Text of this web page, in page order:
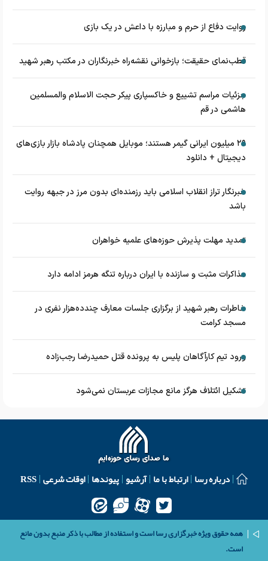
روایت دفاع از حرم و مبارزه با داعش در یک بازی
قطب‌نمای حقیقت؛ بازخوانی نقشه‌راه خبرنگاران در مکتب رهبر شهید
جزئیات مراسم تشییع و خاکسپاری پیکر حجت الاسلام والمسلمین
هاشمی در قم
۲۹ میلیون ایرانی گیمر هستند؛ موبایل همچنان پادشاه بازار بازی‌های
دیجیتال + دانلود
خبرنگار تراز انقلاب اسلامی باید رزمنده‌ای بدون مرز در جبهه روایت
باشد
تمدید مهلت پذیرش حوزه‌های علمیه خواهران
مذاکرات مثبت و سازنده با ایران درباره تنگه هرمز ادامه دارد
خاطرات رهبر شهید از برگزاری جلسات معارف چندده‌هزار نفری در
مسجد کرامت
ورود تیم کارآگاهان پلیس به پرونده قتل حمیدرضا رجب‌زاده
تشکیل ائتلاف هرگز مانع مجازات عربستان نمی‌شود
درباره رسا ارتباط با ما آرشیو پیوندها اوقات شرعی RSS
همه حقوق ویژه خبرگزاری رسا است و استفاده از مطالب با ذکر منبع بدون مانع
است.